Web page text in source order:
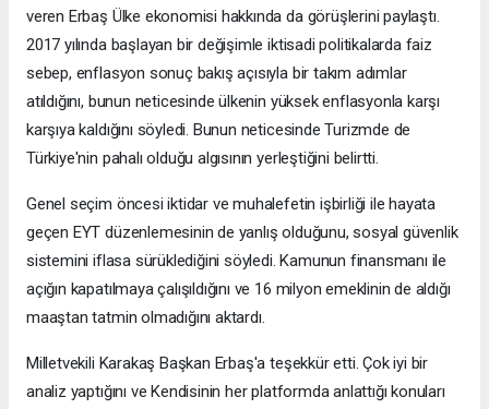
veren Erbaş Ülke ekonomisi hakkında da görüşlerini paylaştı.
2017 yılında başlayan bir değişimle iktisadi politikalarda faiz
sebep, enflasyon sonuç bakış açısıyla bir takım adımlar
atıldığını, bunun neticesinde ülkenin yüksek enflasyonla karşı
karşıya kaldığını söyledi. Bunun neticesinde Turizmde de
Türkiye'nin pahalı olduğu algısının yerleştiğini belirtti.
Genel seçim öncesi iktidar ve muhalefetin işbirliği ile hayata
geçen EYT düzenlemesinin de yanlış olduğunu, sosyal güvenlik
sistemini iflasa sürüklediğini söyledi. Kamunun finansmanı ile
açığın kapatılmaya çalışıldığını ve 16 milyon emeklinin de aldığı
maaştan tatmin olmadığını aktardı.
Milletvekili Karakaş Başkan Erbaş'a teşekkür etti. Çok iyi bir
analiz yaptığını ve Kendisinin her platformda anlattığı konuları